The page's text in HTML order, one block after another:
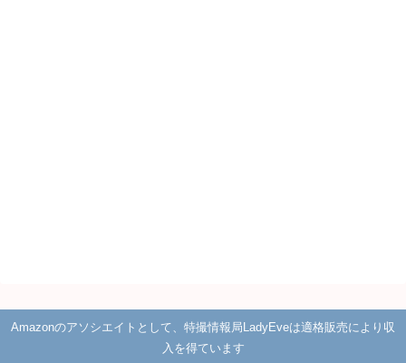
Amazonのアソシエイトとして、特撮情報局LadyEveは適格販売により収
入を得ています